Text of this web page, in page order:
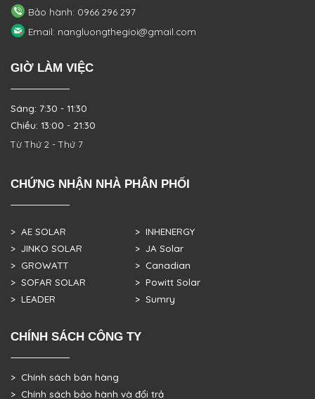
Bảo hành: 0966 296 297
Email: nangluongthegioi@gmail.com
GIỜ LÀM VIỆC
Sáng: 7:30 - 11:30
Chiều: 13:00 - 21:30
Từ Thứ 2 - Thứ 7
CHỨNG NHẬN NHÀ PHÂN PHỐI
> AE SOLAR
> JINKO SOLAR
> GROWATT
> SOFAR SOLAR
> LEADER
> INHENERGY
> JA Solar
> Canadian
> Powitt Solar
> Sumry
CHÍNH SÁCH CÔNG TY
> Chính sách bán hàng
> Chính sách bảo hành và đổi trả